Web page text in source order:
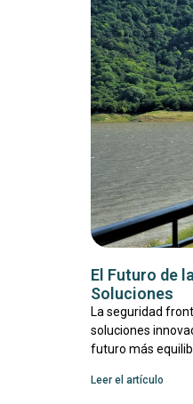
El Futuro de
Soluciones
La seguridad
soluciones
futuro más
Leer el artículo